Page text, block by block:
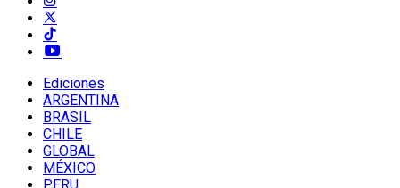
Ediciones
ARGENTINA
BRASIL
CHILE
GLOBAL
MÉXICO